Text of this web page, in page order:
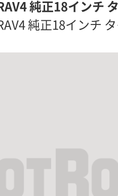
純正18インチ
純正18インチ